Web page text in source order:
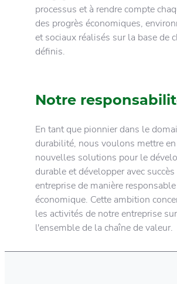
processus et à rendre compte
des progrès économiques,
et sociaux réalisés sur la base de
définis.
Notre
En tant que pionnier dans le
durabilité, nous voulons mettre
nouvelles solutions pour le
durable et développer avec
entreprise de manière
économique. Cette ambition
les activités de notre entreprise sur
l'ensemble de la chaîne de valeur.